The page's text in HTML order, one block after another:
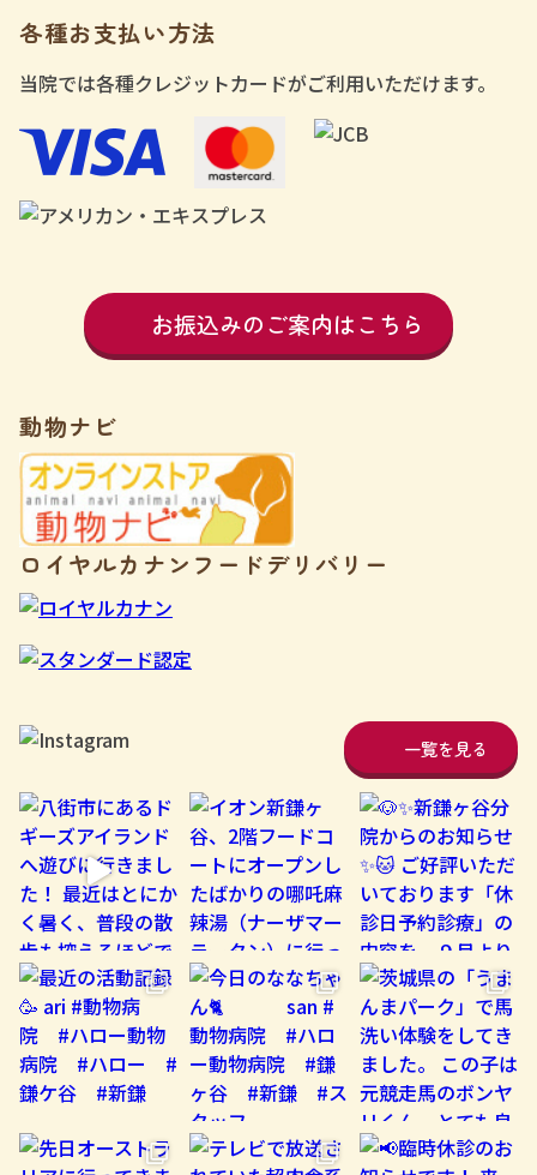
一覧を見る
各種お支払い方法
当院では各種クレジットカードがご利用いただけます。
お振込みのご案内はこちら
動物ナビ
ロイヤルカナンフードデリバリー